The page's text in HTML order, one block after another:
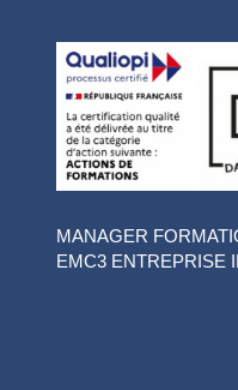
MANAGER
EMC3 ENTREPRISE